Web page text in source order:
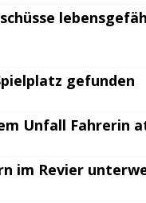
gefunden
Unfall Fahrerin
im Revier